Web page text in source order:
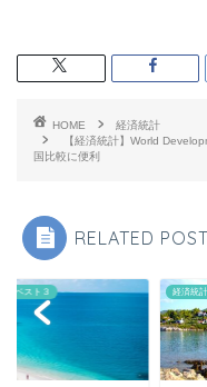
HOME
経済統計
【経済統計】World
国比較に便利
RELATED POST
標ベスト３ 経済統計